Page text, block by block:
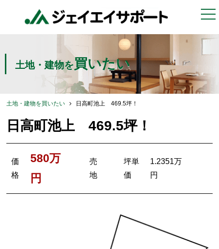
土地・建物を買いたい
土地・建物を買いたい 日高町池上 469.5坪！
日高町池上 469.5坪！
価
格
580万
円
売
地
坪単
価
1.2351万
円